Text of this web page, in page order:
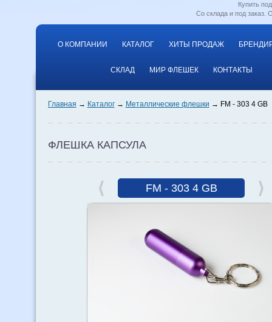
Купить
Со склада и под заказ.
О КОМПАНИИ КАТАЛОГ ХИТЫ ПРОДАЖ
СКЛАД МИР ФЛЕШЕК КОНТАКТЫ
Главная Каталог Металлические флешки FM - 303 4 GB
ФЛЕШКА КАПСУЛА
FM - 303 4 GB